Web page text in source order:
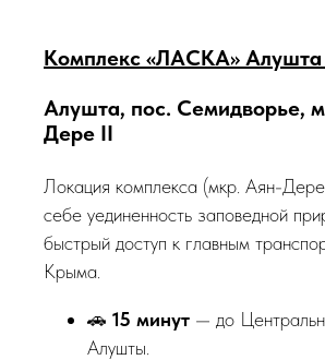
Комплекс «ЛАСКА» Алушта
Алушта, пос. Семидворье,
Дере II
Локация комплекса (мкр. Аян-
себе уединенность заповедной
быстрый доступ к главным
Крыма.
🚗 15 минут — до
Алушты.